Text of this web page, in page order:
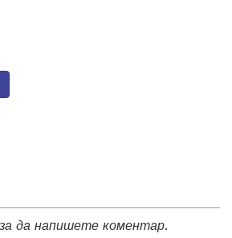
да напишете коментар.